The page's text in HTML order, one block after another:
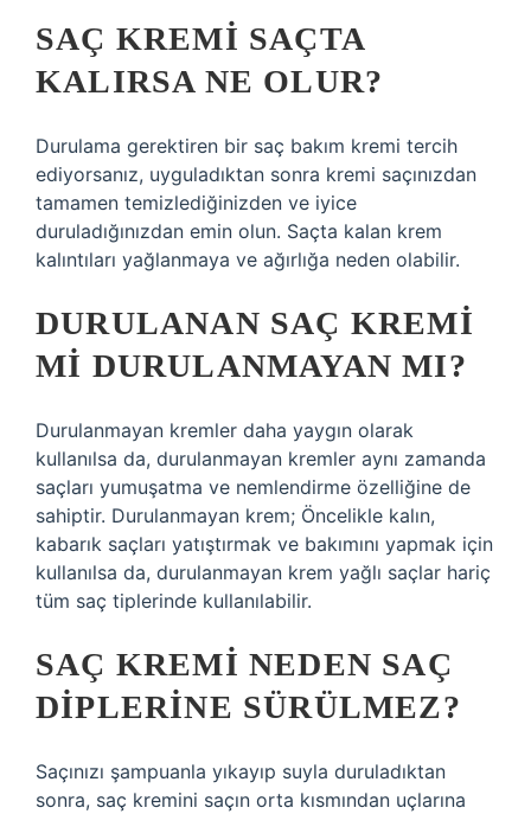
SAÇ KREMI SAÇTA
KALIRSA NE OLUR?
Durulama gerektiren bir saç bakım kremi tercih
ediyorsanız, uyguladıktan sonra kremi saçınızdan
tamamen temizlediğinizden ve iyice
duruladığınızdan emin olun. Saçta kalan krem ​​
kalıntıları yağlanmaya ve ağırlığa neden olabilir.
DURULANAN SAÇ KREMI
MI DURULANMAYAN MI?
Durulanmayan kremler daha yaygın olarak
kullanılsa da, durulanmayan kremler aynı zamanda
saçları yumuşatma ve nemlendirme özelliğine de
sahiptir. Durulanmayan krem; Öncelikle kalın,
kabarık saçları yatıştırmak ve bakımını yapmak için
kullanılsa da, durulanmayan krem ​​yağlı saçlar hariç
tüm saç tiplerinde kullanılabilir.
SAÇ KREMI NEDEN SAÇ
DIPLERINE SÜRÜLMEZ?
Saçınızı şampuanla yıkayıp suyla duruladıktan
sonra, saç kremini saçın orta kısmından uçlarına